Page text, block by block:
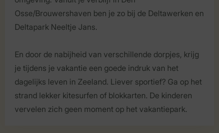
Osse/Brouwershaven ben je zo bij de Deltawerken en
Deltapark Neeltje Jans.
En door de nabijheid van verschillende dorpjes, krijg
je tijdens je vakantie een goede indruk van het
dagelijks leven in Zeeland. Liever sportief? Ga op het
strand lekker kitesurfen of blokkarten. De kinderen
vervelen zich geen moment op het vakantiepark.